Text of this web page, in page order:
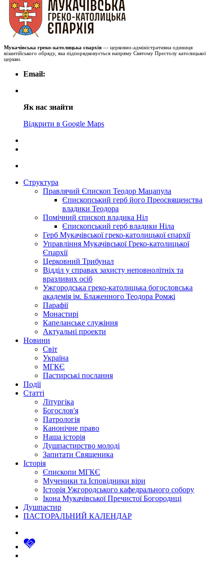
Мукачівська греко-католицька єпархія — церковно-адміністративна одиниця
візантійського обряду, яка підпорядковується напряму Святому Престолу католицької
церкви.
Email:
Як нас знайти
Відкрити в Google Maps
Структура
Правлячий Єпископ Теодор Мацапула
Єпископський герб його Преосвященства
владики Теодора
Помічний єпископ владика Ніл
Єпископський герб владики Ніла
Герб Мукачівської греко-католицької єпархії
Управління Мукачівської Греко-католицької
Єпархії
Церковний Трибунал
Відділ у справах захисту неповнолітніх та
вразливих осіб
Ужгородська греко-католицька богословська
академія ім. Блаженного Теодора Ромжі
Парафії
Монастирі
Капеланське служіння
Актуальні проекти
Новини
Світ
Україна
МГКЄ
Пастирські послання
Події
Статті
Літургіка
Богослов'я
Патрологія
Канонічне право
Наша історія
Душпастирство молоді
Запитати Священика
Історія
Єпископи МГКЄ
Мученики та Ісповідники віри
Історія Ужгородського кафедрального собору
Ікона Мукачівської Пречистої Богородиці
Душпастир
ПАСТОРАЛЬНИЙ КАЛЕНДАР